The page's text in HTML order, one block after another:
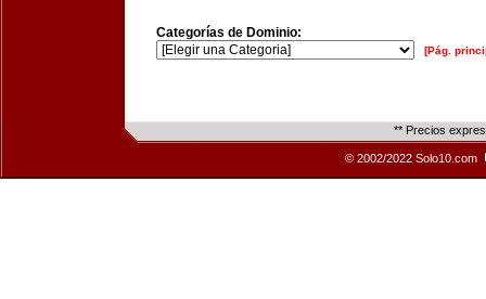
Categorías de Dominio:
[Pág.
** Precios
© 2002/2022 Solo10.com